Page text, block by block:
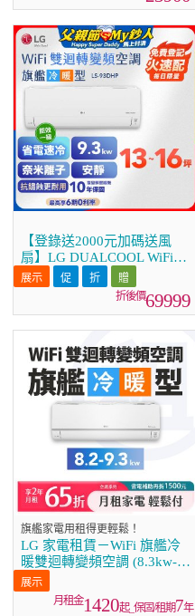
【登錄送2000元加碼送風
扇】LG DUALCOOL WiFi雙
迴轉變頻空調 - 旗艦冷暖型
_9.3kw LS-93DHP
69999
旗艦家電用租得更輕鬆！
LG 家電租賃－WiFi 旗艦冷
暖雙迴轉變頻空調 (8.3kw-
9.3kw)
1420起_保固/租期7年